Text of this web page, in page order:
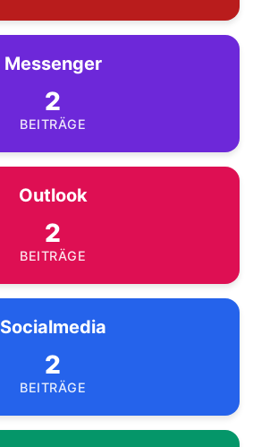
Messenger
2
BEITRÄGE
Outlook
2
BEITRÄGE
Socialmedia
2
BEITRÄGE